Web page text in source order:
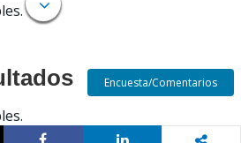
Encuesta/Comentarios